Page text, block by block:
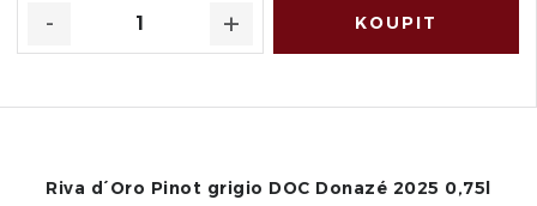
Riva d´Oro Pinot grigio DOC Donazé 2025 0,75l